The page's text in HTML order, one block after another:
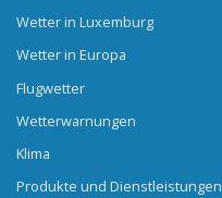
Wetter in Luxemburg
Wetter in Europa
Flugwetter
Wetterwarnungen
Klima
Produkte und Dienstleistungen